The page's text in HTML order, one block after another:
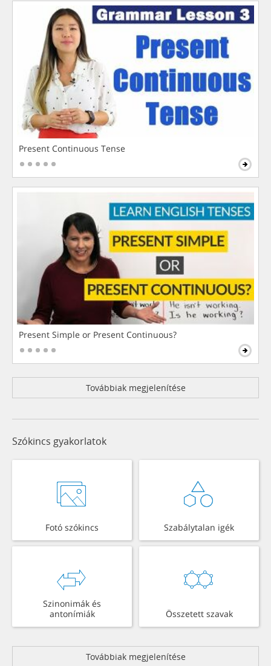
Present Continuous Tense
Present Simple or Present Continuous?
Továbbiak megjelenítése
Szókincs gyakorlatok
Fotó szókincs Szabálytalan igék
Szinonimák és
antonímiák
Összetett szavak
Továbbiak megjelenítése